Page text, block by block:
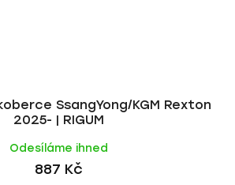
SsangYong/KGM Rexton
2025- | RIGUM
Odesíláme ihned
887 Kč